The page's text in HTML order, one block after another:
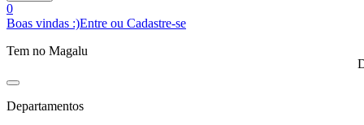
0
Boas vindas :)Entre ou Cadastre-se
Tem no Magalu
Departamentos